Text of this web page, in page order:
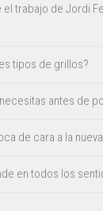
trabajo de Jordi
tipos de grillos?
antes de
de cara a la
en todos los